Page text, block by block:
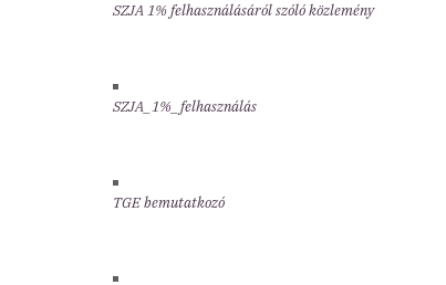
SZJA 1% felhasználásáról szóló közlemény
SZJA_1%_felhasználás
TGE bemutatkozó